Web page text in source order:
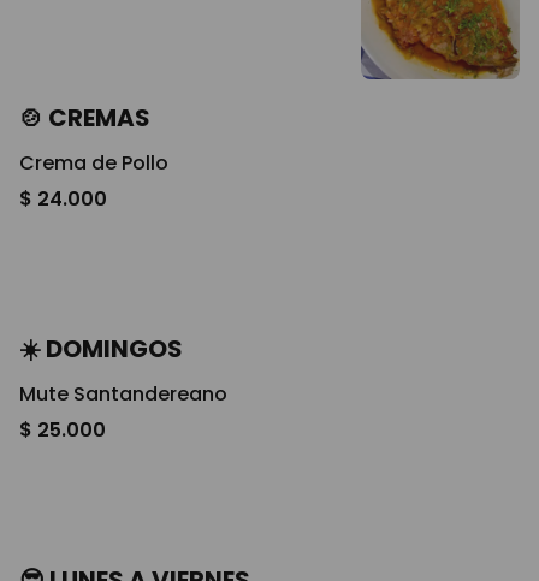
🍲 CREMAS
Crema de Pollo
$ 24.000
☀️ DOMINGOS
Mute Santandereano
$ 25.000